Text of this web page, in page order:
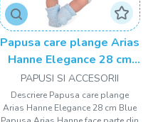
Papusa care plange Arias
Hanne Elegance 28 cm
Blue
PAPUSI SI ACCESORII
Descriere Papusa care plange
Arias Hanne Elegance 28 cm Blue